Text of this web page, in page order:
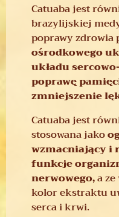
Catuaba jest
brazylijskiej
poprawy zdrowia
ośrodkowego
układu
poprawę
zmniejszenie
Catuaba jest
stosowana jako
wzmacniający i
funkcje
nerwowego,a
kolor ekstraktu
serca i krwi.